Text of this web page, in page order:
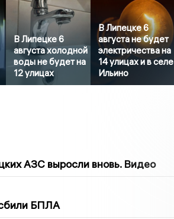
В Липецке 6
августа холодной
воды не будет на
12 улицах
В Липецке 6
августа не будет
электричества на
14 улицах и в селе
Ильино
АЗС выросли вновь. Видео
БПЛА